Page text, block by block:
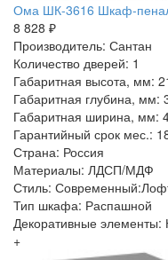
Ома ШК-3616 Шкаф-
8 828 ₽
Производитель: Сантан
Количество дверей: 1
Габаритная высота, мм:
Габаритная глубина, мм:
Габаритная ширина, мм:
Гарантийный срок мес.:
Страна: Россия
Материалы: ЛДСП/МДФ
Стиль:
Тип шкафа: Распашной
Декоративные элементы:
+